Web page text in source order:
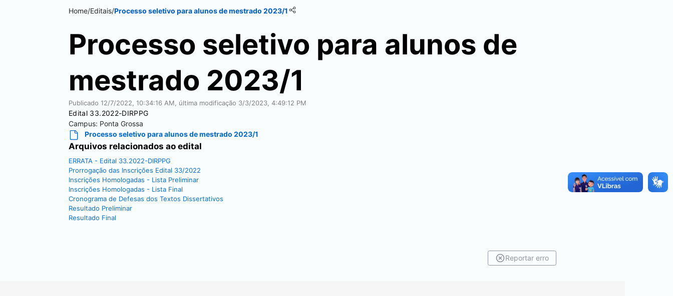
Home/Editais/Processo seletivo para alunos de mestrado 2023/1
Processo seletivo para alunos de
mestrado 2023/1
Publicado 12/7/2022, 10:34:16 AM , última modificação 3/3/2023, 4:49:12 PM
Edital 33.2022-DIRPPG
Campus: Ponta Grossa
Processo seletivo para alunos de mestrado 2023/1
Arquivos relacionados ao edital
ERRATA - Edital 33.2022-DIRPPG
Prorrogação das Inscrições Edital 33/2022
Inscrições Homologadas - Lista Preliminar
Inscrições Homologadas - Lista Final
Cronograma de Defesas dos Textos Dissertativos
Resultado Preliminar
Resultado Final
Reportar erro